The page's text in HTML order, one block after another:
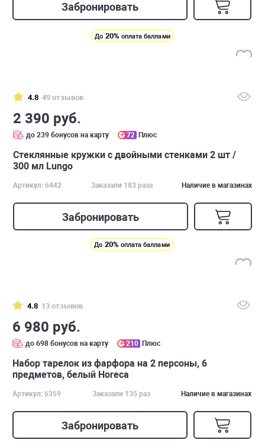
Забронировать
До 20% оплата баллами
4.8 49 отзывов
2 390 руб.
до 239 бонусов на карту 72 Плюс
Стеклянные кружки с двойными стенками 2 шт /
300 мл Lungo
Артикул: 6442 Заказали 183 раза Наличие в магазинах
Забронировать
До 20% оплата баллами
4.8 13 отзывов
6 980 руб.
до 698 бонусов на карту 210 Плюс
Набор тарелок из фаpфора на 2 персоны, 6
предметов, белый Horeca
Артикул: 6359 Заказали 135 раз Наличие в магазинах
Забронировать